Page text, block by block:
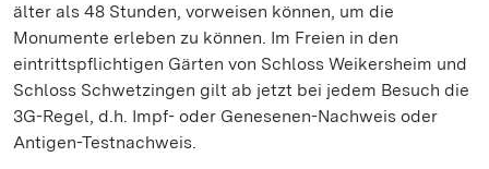
älter als 48 Stunden, vorweisen können, um die
Monumente erleben zu können. Im Freien in den
eintrittspflichtigen Gärten von Schloss Weikersheim und
Schloss Schwetzingen gilt ab jetzt bei jedem Besuch die
3G-Regel, d.h. Impf- oder Genesenen-Nachweis oder
Antigen-Testnachweis.